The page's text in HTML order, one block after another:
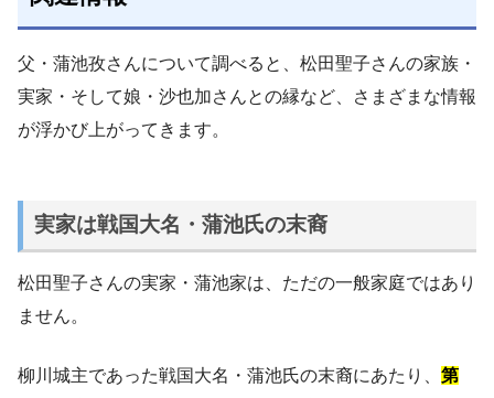
父・蒲池孜さんについて調べると、松田聖子さんの家族・
実家・そして娘・沙也加さんとの縁など、さまざまな情報
が浮かび上がってきます。
実家は戦国大名・蒲池氏の末裔
松田聖子さんの実家・蒲池家は、ただの一般家庭ではあり
ません。
柳川城主であった戦国大名・蒲池氏の末裔にあたり、 第